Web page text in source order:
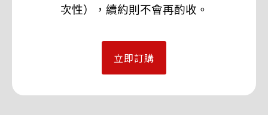
次性），續約則不會再酌收。
立即訂購